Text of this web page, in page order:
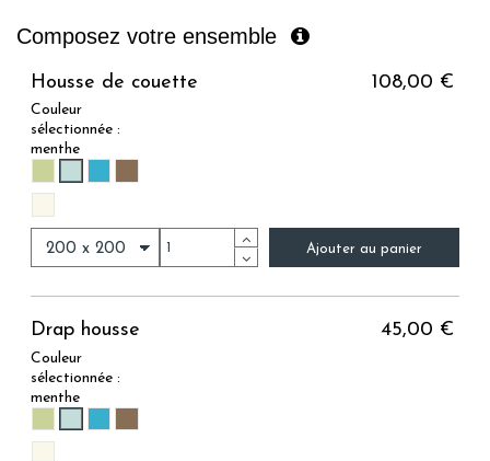
Composez votre ensemble
Housse de couette 108,00 €
Couleur
sélectionnée :
menthe
Ajouter au panier
Drap housse 45,00 €
Couleur
sélectionnée :
menthe